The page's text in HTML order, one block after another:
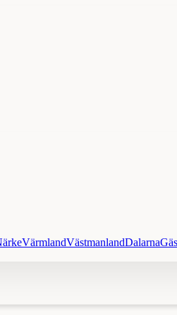
VärmlandVästmanlandDalarna